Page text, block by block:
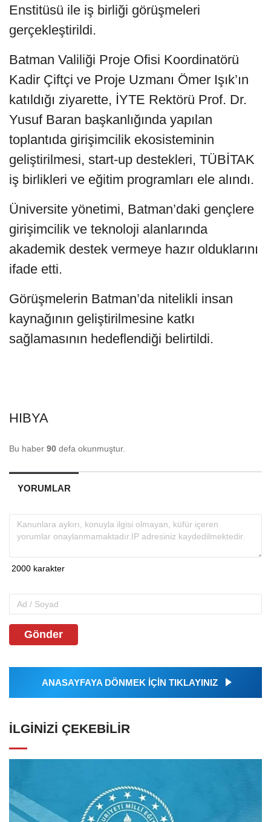
Enstitüsü ile iş birliği görüşmeleri
gerçekleştirildi.
Batman Valiliği Proje Ofisi Koordinatörü
Kadir Çiftçi ve Proje Uzmanı Ömer Işık’ın
katıldığı ziyarette, İYTE Rektörü Prof. Dr.
Yusuf Baran başkanlığında yapılan
toplantıda girişimcilik ekosisteminin
geliştirilmesi, start-up destekleri, TÜBİTAK
iş birlikleri ve eğitim programları ele alındı.
Üniversite yönetimi, Batman’daki gençlere
girişimcilik ve teknoloji alanlarında
akademik destek vermeye hazır olduklarını
ifade etti.
Görüşmelerin Batman’da nitelikli insan
kaynağının geliştirilmesine katkı
sağlamasının hedeflendiği belirtildi.
HIBYA
Bu haber 90 defa okunmuştur.
YORUMLAR
Gönder
ANASAYFAYA DÖNMEK İÇİN TIKLAYINIZ
İLGINIZI ÇEKEBILIR